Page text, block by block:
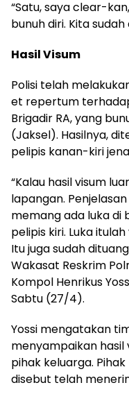
“Satu, saya clear-
bunuh diri. Kita sudah
Hasil Visum
Polisi telah
et repertum
Brigadir RA, yang
(Jaksel). Hasilnya,
pelipis kanan-kiri
“Kalau hasil visum
lapangan.
memang ada luka di
pelipis kiri. Luka
Itu juga sudah
Wakasat Reskrim
Kompol Henrikus
Sabtu (27/4).
Yossi mengatakan
menyampaikan hasil
pihak keluarga.
disebut telah